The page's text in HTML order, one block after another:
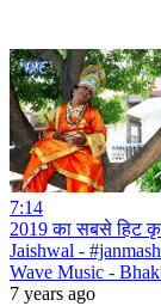
7:14
2019 का सबसे हिट
Jaishwal -
Wave Music -
7 years ago